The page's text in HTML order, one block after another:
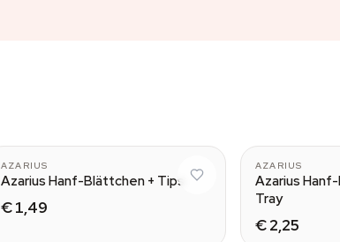
AZARIUS
Azarius Hanf-Blättchen + Tips
€ 1,49
AZARIUS
Azarius
Tray
€ 2,25